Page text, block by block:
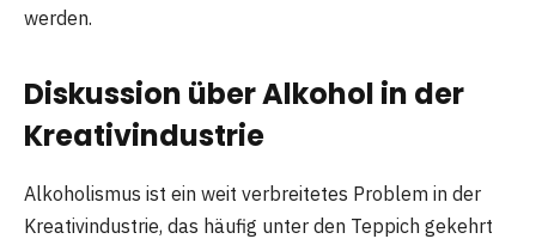
werden.
Diskussion über Alkohol in der
Kreativindustrie
Alkoholismus ist ein weit verbreitetes Problem in der
Kreativindustrie, das häufig unter den Teppich gekehrt